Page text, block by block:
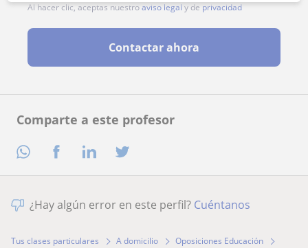
Comparte a este profesor
Al hacer clic, aceptas nuestroaviso legal y de privacidad
Contactar ahora
¿Hay algún error en este perfil? Cuéntanos
Tus clases particulares A domicilio
Oposiciones Educación